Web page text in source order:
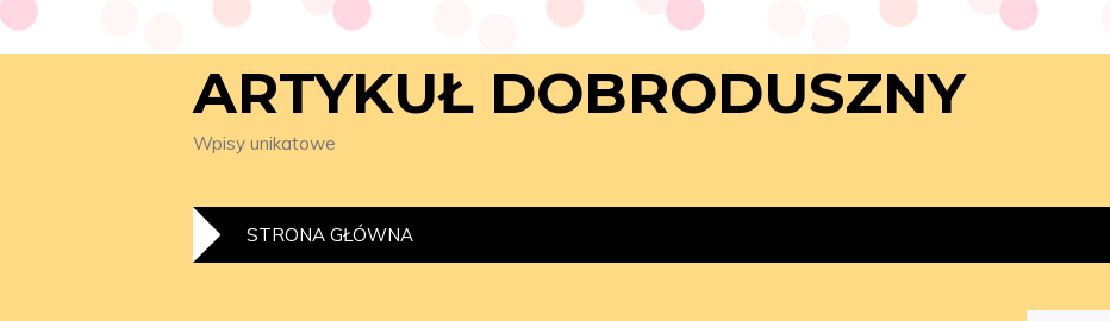
ARTYKUŁ DOBRODUSZNY
Wpisy unikatowe
STRONA GŁÓWNA